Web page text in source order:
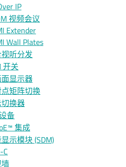
IP
视频会议
Extender
Wall Plates
听分发
开关
显示器
矩阵切换
换器
备
集成
示模块 (SDM)
C